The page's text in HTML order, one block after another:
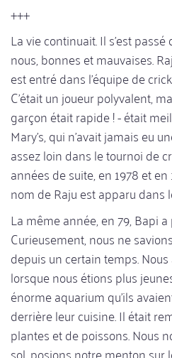
+++
La vie continuait. Il s'est
nous, bonnes et mauvaises.
est entré dans l'équipe de
C'était un joueur polyvalent,
garçon était rapide ! - était
Mary's, qui n'avait jamais eu
assez loin dans le tournoi de
années de suite, en 1978 et en
nom de Raju est apparu dans
La même année, en 79, Bapi
Curieusement, nous ne
depuis un certain temps.
lorsque nous étions plus
énorme aquarium qu'ils
derrière leur cuisine. Il était
plantes et de poissons. Nous